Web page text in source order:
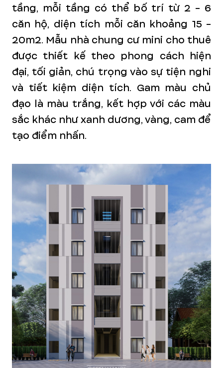
tầng, mỗi tầng có thể bố trí từ 2 - 6
căn hộ, diện tích mỗi căn khoảng 15 -
20m2. Mẫu nhà chung cư mini cho thuê
được thiết kế theo phong cách hiện
đại, tối giản, chú trọng vào sự tiện nghi
và tiết kiệm diện tích. Gam màu chủ
đạo là màu trắng, kết hợp với các màu
sắc khác như xanh dương, vàng, cam để
tạo điểm nhấn.